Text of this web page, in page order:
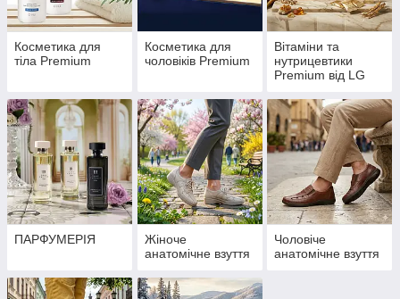
Косметика для
тіла Premium
Косметика для
чоловіків Premium
Вітаміни та
нутрицевтики
Premium від LG
Health Care
ПАРФУМЕРІЯ
Жіноче
анатомічне взуття
Чоловіче
анатомічне взуття